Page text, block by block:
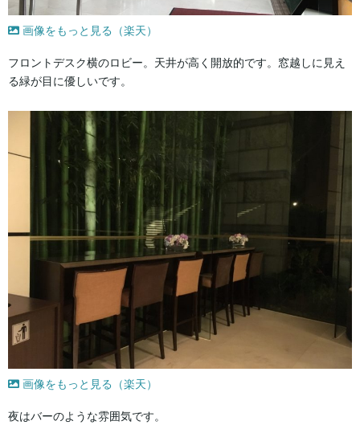
画像をもっと見る（楽天）
フロントデスク横のロビー。天井が高く開放的です。窓越しに見え
る緑が目に優しいです。
画像をもっと見る（楽天）
夜はバーのような雰囲気です。